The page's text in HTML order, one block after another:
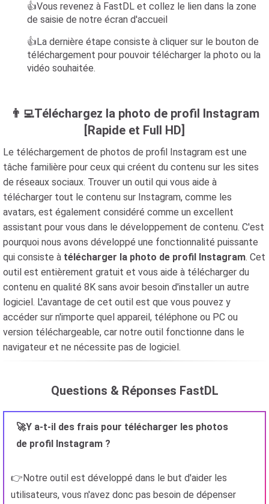
👍Vous revenez à FastDL et collez le lien dans la zone
de saisie de notre écran d'accueil
👍La dernière étape consiste à cliquer sur le bouton de
téléchargement pour pouvoir télécharger la photo ou la
vidéo souhaitée.
👨‍💻Téléchargez la photo de profil Instagram
[Rapide et Full HD]
Le téléchargement de photos de profil Instagram est une
tâche familière pour ceux qui créent du contenu sur les sites
de réseaux sociaux. Trouver un outil qui vous aide à
télécharger tout le contenu sur Instagram, comme les
avatars, est également considéré comme un excellent
assistant pour vous dans le développement de contenu. C'est
pourquoi nous avons développé une fonctionnalité puissante
qui consiste à télécharger la photo de profil Instagram. Cet
outil est entièrement gratuit et vous aide à télécharger du
contenu en qualité 8K sans avoir besoin d'installer un autre
logiciel. L'avantage de cet outil est que vous pouvez y
accéder sur n'importe quel appareil, téléphone ou PC ou
version téléchargeable, car notre outil fonctionne dans le
navigateur et ne nécessite pas de logiciel.
Questions & Réponses FastDL
🚀Y a-t-il des frais pour télécharger les photos
de profil Instagram ?
👉Notre outil est développé dans le but d'aider les
utilisateurs, vous n'avez donc pas besoin de dépenser